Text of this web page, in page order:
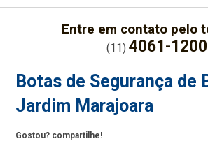
Entre em contato pelo
(11) 4061-1200
Botas de Segurança de
Jardim Marajoara
Gostou? compartilhe!